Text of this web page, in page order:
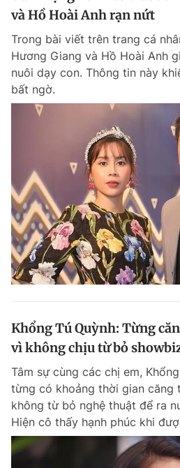
và Hồ Hoài Anh rạn nứt
Trong bài viết trên trang cá
Hương Giang và Hồ Hoài Anh
nuôi dạy con. Thông tin này
bất ngờ.
Khổng Tú Quỳnh: Từng
vì không chịu từ bỏ
Tâm sự cùng các chị em,
từng có khoảng thời gian căng
không từ bỏ nghệ thuật để ra
Hiện cô thấy hạnh phúc khi